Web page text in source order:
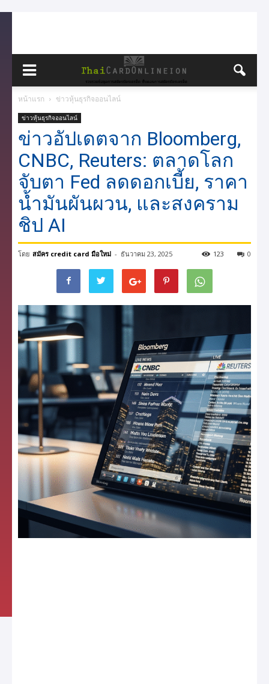
หน้าแรก ข่าวหุ้นธุรกิจออนไลน์
ข่าวหุ้นธุรกิจออนไลน์
ข่าวอัปเดตจาก Bloomberg,
CNBC, Reuters: ตลาดโลก
จับตา Fed ลดดอกเบี้ย, ราคา
น้ำมันผันผวน, และสงคราม
ชิป AI
โดย สมัคร credit card มือใหม่ - ธันวาคม 23, 2025 0
123